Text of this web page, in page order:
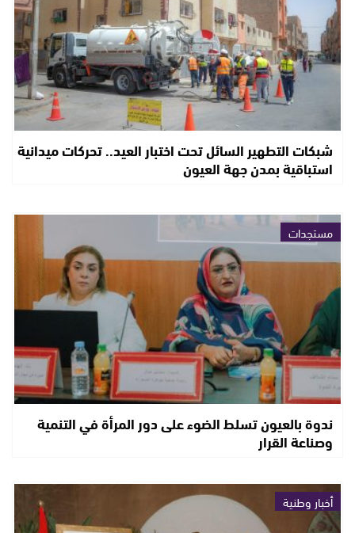
شبكات التطهير السائل تحت اختبار العيد.. تحركات ميدانية
استباقية بمدن جهة العيون
مستجدات
ندوة بالعيون تسلط الضوء على دور المرأة في التنمية
وصناعة القرار
أخبار وطنية